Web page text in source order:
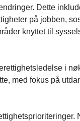
Dette
på jobben,
knyttet til
i
med fokus på